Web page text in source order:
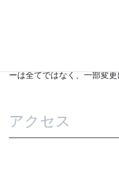
ーは全てではなく、一部変
アクセス